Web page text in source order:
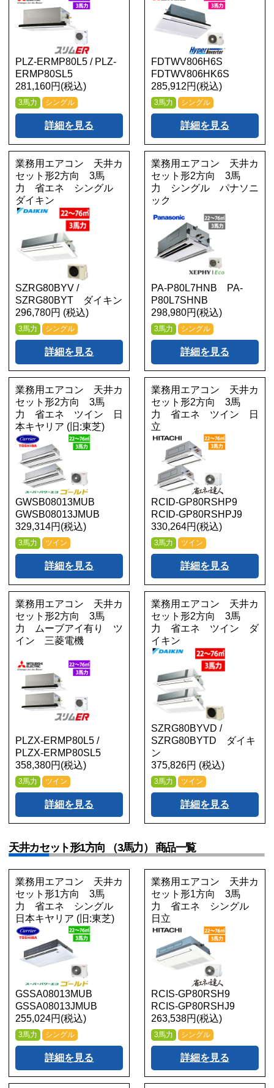
PLZ-ERMP80L5 / PLZ-
ERMP80SL5
281,160円(税込)
3馬力 シングル
詳細を見る
FDTWV806H6S
FDTWV806HK6S
285,912円(税込)
3馬力 シングル
詳細を見る
業務用エアコン 天井カ
セット形2方向 3馬
力 省エネ シングル
ダイキン
SZRG80BYV /
SZRG80BYT ダイキン
296,780円 (税込)
3馬力 シングル
詳細を見る
業務用エアコン 天井カ
セット形2方向 3馬
力 シングル パナソニ
ック
PA-P80L7HNB PA-
P80L7SHNB
298,980円(税込)
3馬力 シングル
詳細を見る
業務用エアコン 天井カ
セット形2方向 3馬
力 省エネ ツイン 日
本キヤリア (旧:東芝)
GWSB08013MUB
GWSB08013JMUB
329,314円(税込)
3馬力 ツイン
詳細を見る
業務用エアコン 天井カ
セット形2方向 3馬
力 省エネ ツイン 日
立
RCID-GP80RSHP9
RCID-GP80RSHPJ9
330,264円(税込)
3馬力 ツイン
詳細を見る
業務用エアコン 天井カ
セット形2方向 3馬
力 ムーブアイ有り ツ
イン 三菱電機
PLZX-ERMP80L5 /
PLZX-ERMP80SL5
358,380円(税込)
3馬力 ツイン
詳細を見る
業務用エアコン 天井カ
セット形2方向 3馬
力 省エネ ツイン ダ
イキン
SZRG80BYVD /
SZRG80BYTD ダイキ
ン
375,826円 (税込)
3馬力 ツイン
詳細を見る
天井カセット形1方向 （3馬力） 商品一覧
業務用エアコン 天井カ
セット形1方向 3馬
力 省エネ シングル
日本キヤリア (旧:東芝)
GSSA08013MUB
GSSA08013JMUB
255,024円(税込)
3馬力 シングル
詳細を見る
業務用エアコン 天井カ
セット形1方向 3馬
力 省エネ シングル
日立
RCIS-GP80RSH9
RCIS-GP80RSHJ9
263,538円(税込)
3馬力 シングル
詳細を見る